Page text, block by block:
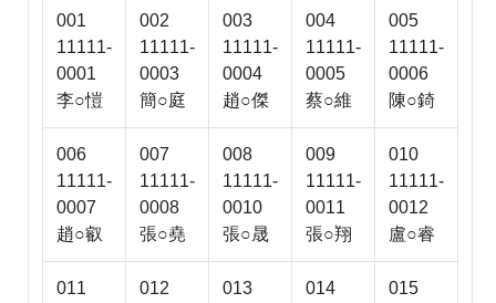
001
11111-
0001
李○愷
002
11111-
0003
簡○庭
003
11111-
0004
趙○傑
004
11111-
0005
蔡○維
005
11111-
0006
陳○錡
006
11111-
0007
趙○叡
007
11111-
0008
張○堯
008
11111-
0010
張○晟
009
11111-
0011
張○翔
010
11111-
0012
盧○睿
011
012
013
014
015